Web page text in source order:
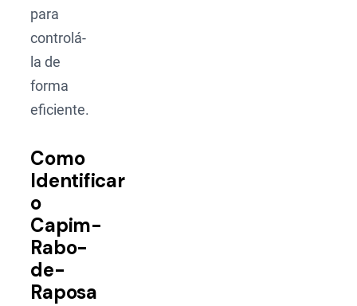
para
controlá-
la de
forma
eficiente.
Como
Identificar
o
Capim-
Rabo-
de-
Raposa